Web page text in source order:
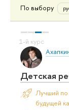
По выбору
Детская
Лучший
будущей